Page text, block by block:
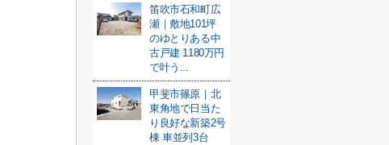
笛吹市石和町広
瀬｜敷地101坪
のゆとりある中
古戸建 1180万円
で叶う...
甲斐市篠原｜北
東角地で日当た
り良好な新築2号
棟 車並列3台